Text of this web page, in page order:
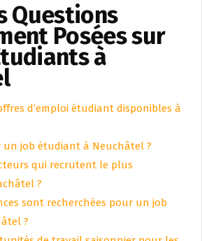
Questions
Posées sur
à
d’emploi étudiant disponibles à
un job étudiant à Neuchâtel ?
qui recrutent le plus
?
sont recherchées pour un job
?